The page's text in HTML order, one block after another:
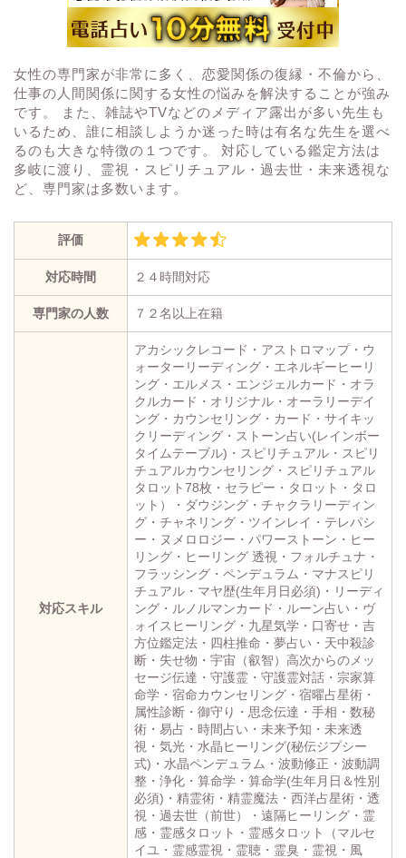
女性の専門家が非常に多く、恋愛関係の復縁・不倫から、
仕事の人間関係に関する女性の悩みを解決することが強み
です。 また、雑誌やTVなどのメディア露出が多い先生も
いるため、誰に相談しようか迷った時は有名な先生を選べ
るのも大きな特徴の１つです。 対応している鑑定方法は
多岐に渡り、霊視・スピリチュアル・過去世・未来透視な
ど、専門家は多数います。
評価
対応時間 ２４時間対応
専門家の人数 ７２名以上在籍
対応スキル
アカシックレコード・アストロマップ・ウ
ォーターリーディング・エネルギーヒーリ
ング・エルメス・エンジェルカード・オラ
クルカード・オリジナル・オーラリーデイ
ング・カウンセリング・カード・サイキッ
クリーディング・ストーン占い(レインボー
タイムテーブル)・スピリチュアル・スピリ
チュアルカウンセリング・スピリチュアル
タロット78枚・セラピー・タロット・タロ
ット）・ダウジング・チャクラリーディン
グ・チャネリング・ツインレイ・テレパシ
ー・ヌメロロジー・パワーストーン・ヒー
リング・ヒーリング 透視・フォルチュナ・
フラッシング・ペンデュラム・マナスピリ
チュアル・マヤ歴(生年月日必須)・リーディ
ング・ルノルマンカード・ルーン占い・ヴ
ォイスヒーリング・九星気学・口寄せ・吉
方位鑑定法・四柱推命・夢占い・天中殺診
断・失せ物・宇宙（叡智）高次からのメッ
セージ伝達・守護霊・守護霊対話・宗家算
命学・宿命カウンセリング・宿曜占星術・
属性診断・御守り・思念伝達・手相・数秘
術・易占・時間占い・未来予知・未来透
視・気光・水晶ヒーリング(秘伝ジプシー
式)・水晶ペンデュラム・波動修正・波動調
整・浄化・算命学・算命学(生年月日＆性別
必須)・精霊術・精霊魔法・西洋占星術・透
視・過去世（前世）・遠隔ヒーリング・霊
感・霊感タロット・霊感タロット（マルセ
イユ・霊感霊視・霊聴・霊臭・霊視・風